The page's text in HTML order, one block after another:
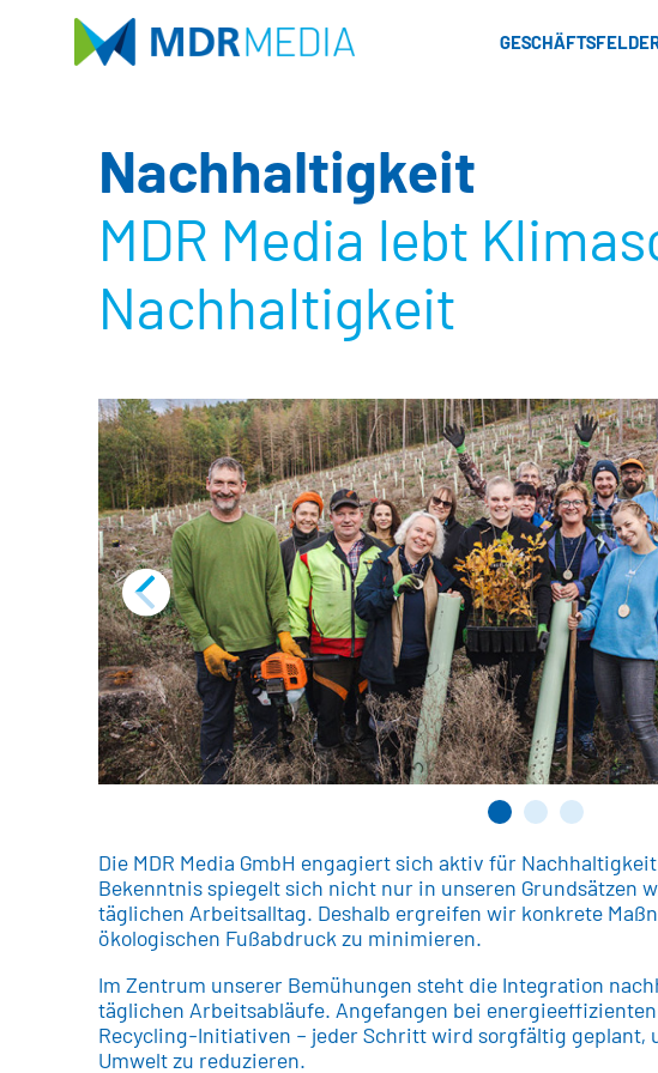
Nachhaltigkeit
MDR Media lebt
Nachhaltigkeit
Die MDR Media GmbH engagiert sich aktiv für
Bekenntnis spiegelt sich nicht nur in unseren Grundsätzen
täglichen Arbeitsalltag. Deshalb ergreifen wir konkrete
ökologischen Fußabdruck zu minimieren.
Im Zentrum unserer Bemühungen steht die Integration
täglichen Arbeitsabläufe. Angefangen bei
Recycling-Initiativen – jeder Schritt wird sorgfältig geplant,
Umwelt zu reduzieren.